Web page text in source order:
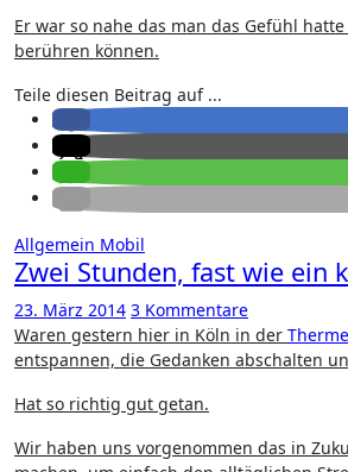
Er war so nahe das man das Gefühl
berühren können.
Teile diesen Beitrag auf ...
Allgemein Mobil
Zwei Stunden, fast wie ein
23. März 2014 3 Kommentare
Waren gestern hier in Köln in der
entspannen, die Gedanken abschalten
Hat so richtig gut getan.
Wir haben uns vorgenommen das in